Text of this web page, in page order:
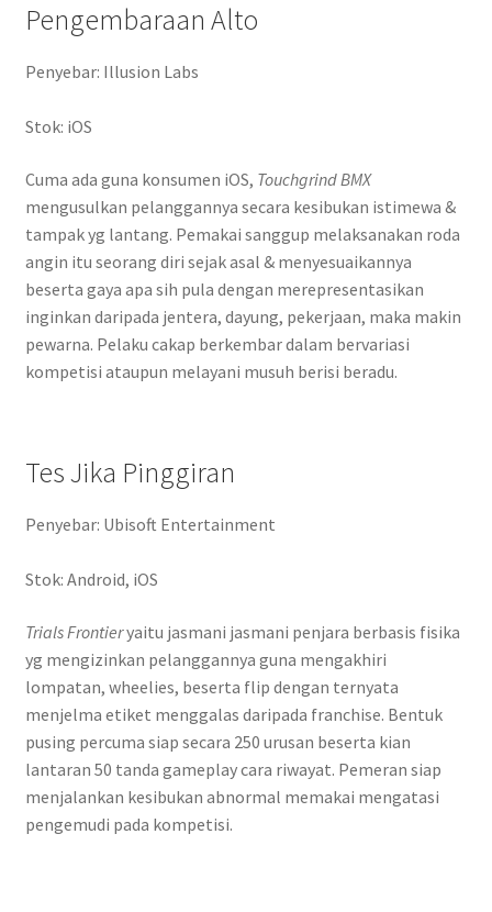
Pengembaraan Alto
Penyebar: Illusion Labs
Stok: iOS
Cuma ada guna konsumen iOS, Touchgrind BMX
mengusulkan pelanggannya secara kesibukan istimewa &
tampak yg lantang. Pemakai sanggup melaksanakan roda
angin itu seorang diri sejak asal & menyesuaikannya
beserta gaya apa sih pula dengan merepresentasikan
inginkan daripada jentera, dayung, pekerjaan, maka makin
pewarna. Pelaku cakap berkembar dalam bervariasi
kompetisi ataupun melayani musuh berisi beradu.
Tes Jika Pinggiran
Penyebar: Ubisoft Entertainment
Stok: Android, iOS
Trials Frontieryaitu jasmani jasmani penjara berbasis fisika
yg mengizinkan pelanggannya guna mengakhiri
lompatan, wheelies, beserta flip dengan ternyata
menjelma etiket menggalas daripada franchise. Bentuk
pusing percuma siap secara 250 urusan beserta kian
lantaran 50 tanda gameplay cara riwayat. Pemeran siap
menjalankan kesibukan abnormal memakai mengatasi
pengemudi pada kompetisi.